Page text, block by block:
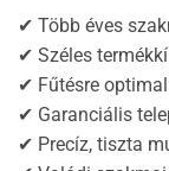
✔ Több éves
✔ Széles
✔ Fűtésre
✔ Garanciális
✔ Precíz, tiszta